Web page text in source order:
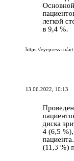
https://eyepress.ru/
легкой
в 9,4 %.
13.06.2022, 10:13
диска
4 (6,5
(11,3 %)